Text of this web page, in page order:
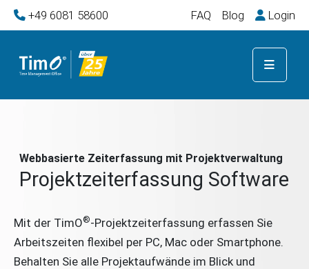
+49 6081 58600 FAQ Blog Login
Webbasierte Zeiterfassung mit Projektverwaltung
Projektzeiterfassung Software
Mit der TimO®-Projektzeiterfassung erfassen Sie
Arbeitszeiten flexibel per PC, Mac oder Smartphone.
Behalten Sie alle Projektaufwände im Blick und